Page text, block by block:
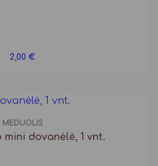
2,00 €
MEDUOLIS
dovanėlė, 1 vnt.